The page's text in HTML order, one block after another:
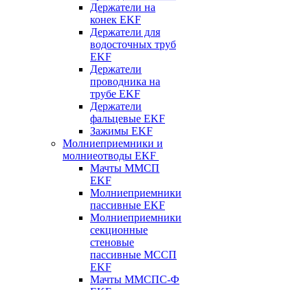
Держатели на
конек EKF
Держатели для
водосточных труб
EKF
Держатели
проводника на
трубе EKF
Держатели
фальцевые EKF
Зажимы EKF
Молниеприемники и
молниеотводы EKF
Мачты ММСП
EKF
Молниеприемники
пассивные EKF
Молниеприемники
секционные
стеновые
пассивные МССП
EKF
Мачты ММСПС-Ф